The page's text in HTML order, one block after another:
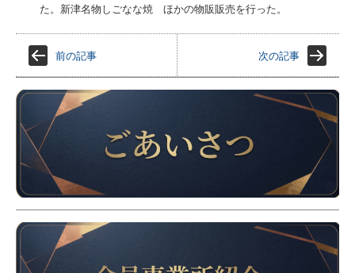
た。新津名物しごなな焼 ほかの物販販売を行った。
前の記事 次の記事